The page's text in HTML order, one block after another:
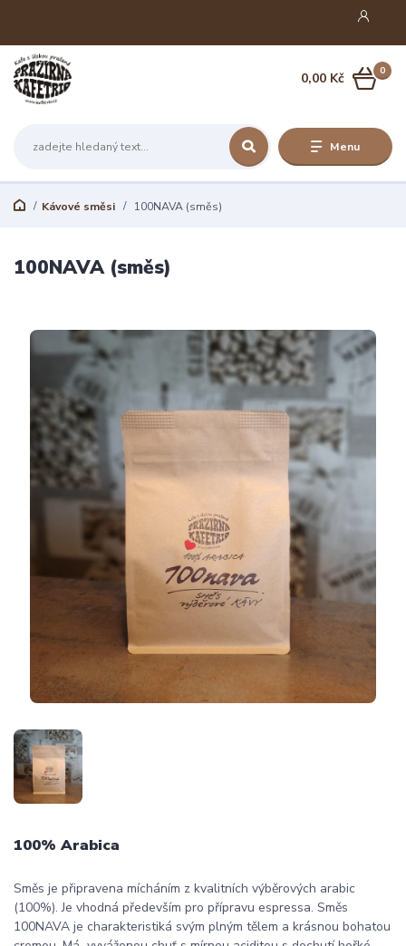
Menu
0
0,00 Kč
Kávové směsi 100NAVA (směs)
100NAVA (směs)
100% Arabica
Směs je připravena mícháním z kvalitních výběrových arabic
(100%). Je vhodná především pro přípravu espressa. Směs
100NAVA je charakteristiká svým plným tělem a krásnou bohatou